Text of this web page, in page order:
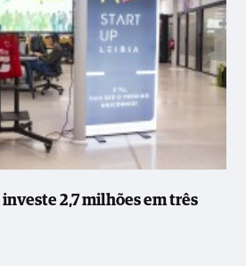
2,7 milhões em três